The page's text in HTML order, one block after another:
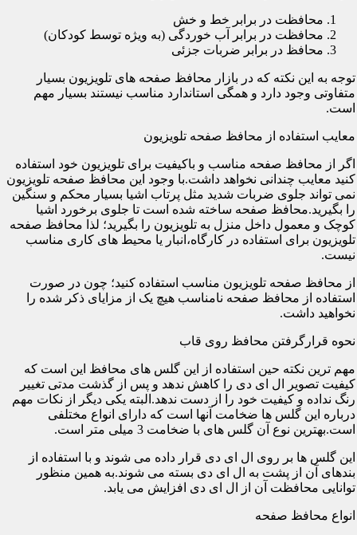
محافظت در برابر خط و خش
محافظت در برابر آب خوردگی (به ویژه توسط کودکان)
محافظ در برابر ضربات جزئی
توجه به این نکته که در بازار محافظ صفحه های تلویزیون بسیار
متفاوتی وجود دارد و همگی استاندارد مناسب نیستند بسیار مهم
است.
معایب استفاده از محافظ صفحه تلویزیون
اگر از محافظ صفحه مناسب و باکیفیت برای تلویزیون خود استفاده
کنید معایب چندانی نخواهد داشت.با وجود این محافظ صفحه تلویزیون
نمی تواند جلوی ضربات شدید مثل پرتاب اشیا بسیار محکم و سنگین
را بگیرید.محافظ صفحه ساخته شده است تا جلوی برخورد اشیا
کوچک و معمول داخل منزل به تلویزیون را بگیرید؛ لذا محافظ صفحه
تلویزیون برای استفاده در کارگاه،انبار یا محیط های کاری مناسب
نیست.
از محافظ صفحه تلویزیون مناسب استفاده کنید؛ چون در صورت
استفاده از محافظ صفحه نامناسب هیچ یک از مزایای ذکر شده را
نخواهید داشت.
نحوه قرارگرفتن محافظ روی قاب
مهم ترین نکته حین استفاده از این گلس های محافظ این است که
کیفیت تصویر ال ای دی را کاهش ندهد و پس از گذشت مدتی تغییر
رنگ نداده و کیفیت خود را از دست ندهد.البته یکی دیگر از نکات مهم
درباره این گلس ها ضخامت آنها است که دارای انواع مختلفی
است.بهترین نوع آن گلس های با ضخامت 3 میلی متر است.
این گلس ها بر روی ال ای دی قرار داده می شوند و با استفاده از
بندهای آن از پشت به ال ای دی بسته می شوند.به همین منظور
توانایی محافظت آن از ال ای دی افزایش می یابد.
انواع محافظ صفحه